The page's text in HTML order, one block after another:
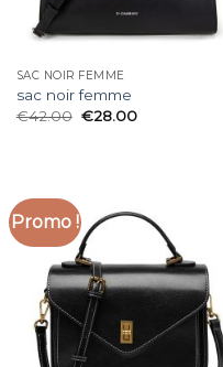
SAC NOIR FEMME
sac noir femme
€42.00 €28.00
Promo !